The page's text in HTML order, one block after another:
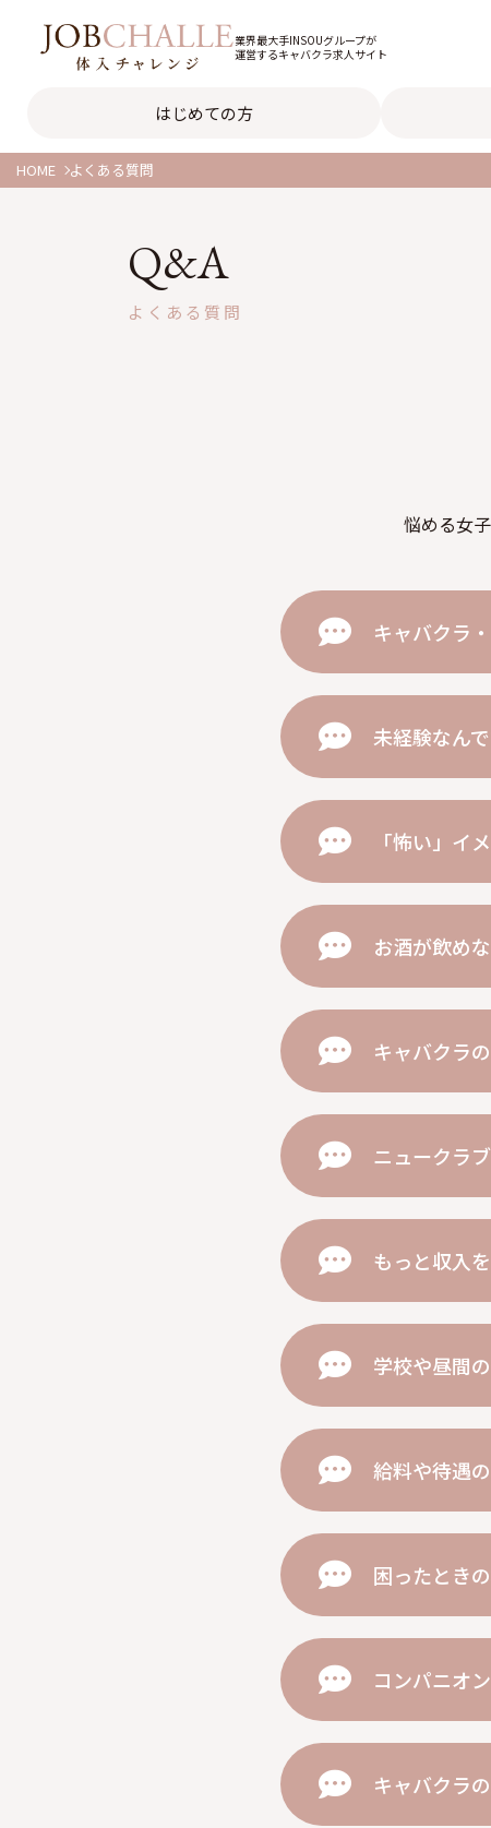
業界最大手INSOUグループが
運営するキャバクラ求人サイト
はじめての方
HOME よくある質問
Q&A
よくある質問
悩める女
キャバクラ
未経験なん
「怖い」イ
お酒が飲め
キャバクラ
ニュークラ
もっと収入
学校や昼間
給料や待遇
困ったとき
コンパニオ
キャバクラ